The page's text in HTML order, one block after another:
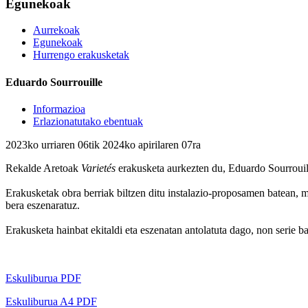
Egunekoak
Aurrekoak
Egunekoak
Hurrengo erakusketak
Eduardo Sourrouille
Informazioa
Erlazionatutako ebentuak
2023ko urriaren 06tik 2024ko apirilaren 07ra
Rekalde Aretoak Varietés erakusketa aurkezten du, Eduardo
Erakusketak obra berriak biltzen ditu instalazio-proposamen batean,
bera eszenaratuz.
Erakusketa hainbat ekitaldi eta eszenatan antolatuta dago, non serie
Eskuliburua PDF
Eskuliburua A4 PDF